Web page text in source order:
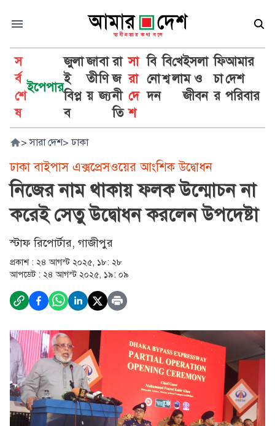
স
র্ব
শে
ষ
ইপেপার
জুলা
ই
বিপ্ল
ব
জা
তী
য়
বা
ণি
জ্য
রা
জ
নী
তি
সা
রা
দে
শ
বি
নো
দন
বি
শ্ব
খে
লা
ইসলা
ম ও
জীবন
ফি
চা
র
আমার
দেশ
পরিবার
> সারা দেশ> ঢাকা
ঢাকা বাইপাস এক্সপ্রেসওয়ের আংশিক উদ্বোধন
নিজের নাম থাকায় ফলক উন্মোচন না
করেই সেতু উদ্বোধন করলেন উপদেষ্টা
স্টাফ রিপোর্টার, গাজীপুর
প্রকাশ : ২৪ আগস্ট ২০২৫, ১৮: ২৮
আপডেট : ২৪ আগস্ট ২০২৫, ১৯: ০৯